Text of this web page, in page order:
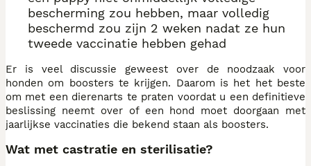
bescherming zou hebben, maar volledig
beschermd zou zijn 2 weken nadat ze hun
tweede vaccinatie hebben gehad
Er is veel discussie geweest over de noodzaak voor
honden om boosters te krijgen. Daarom is het het beste
om met een dierenarts te praten voordat u een definitieve
beslissing neemt over of een hond moet doorgaan met
jaarlijkse vaccinaties die bekend staan als boosters.
Wat met castratie en sterilisatie?